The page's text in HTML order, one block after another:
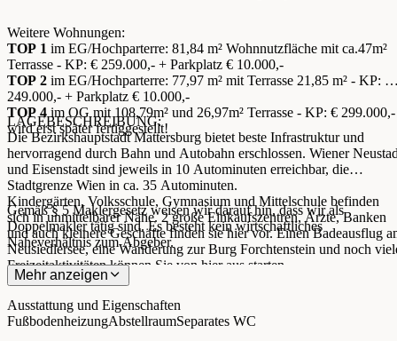
Weitere Wohnungen:
TOP 1 im EG/Hochparterre: 81,84 m² Wohnnutzfläche mit ca.47m²
Terrasse - KP: € 259.000,- + Parkplatz € 10.000,-
TOP 2 im EG/Hochparterre: 77,97 m² mit Terrasse 21,85 m² - KP: €
249.000,- + Parkplatz € 10.000,-
TOP 4 im OG mit 108,79m² und 26,97m² Terrasse - KP: € 299.000,-
wird erst später fertiggestellt!
LAGEBESCHREIBUNG:
Die Bezirkshauptstadt Mattersburg bietet beste Infrastruktur und
hervorragend durch Bahn und Autobahn erschlossen. Wiener
und Eisenstadt sind jeweils in 10 Autominuten erreichbar, die
Stadtgrenze Wien in ca. 35 Autominuten.
Kindergärten, Volksschule, Gymnasium und Mittelschule befinden
sich in unmittelbarer Nähe. 2 große Einkaufszentren, Ärzte, Banken
und auch kleinere Geschäfte finden sie hier vor. Einen Badeausflug
Neusiedlersee, eine Wanderung zur Burg Forchtenstein und noch
Freizeitaktivitäten können Sie von hier aus starten.
Gemäß § 5 Maklergesetz weisen wir darauf hin, dass wir als
Doppelmakler tätig sind. Es besteht kein wirtschaftliches
Naheverhältnis zum Abgeber.
Mehr anzeigen
Ausstattung und Eigenschaften
FußbodenheizungAbstellraumSeparates WC